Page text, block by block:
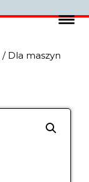
/ Dla maszyn